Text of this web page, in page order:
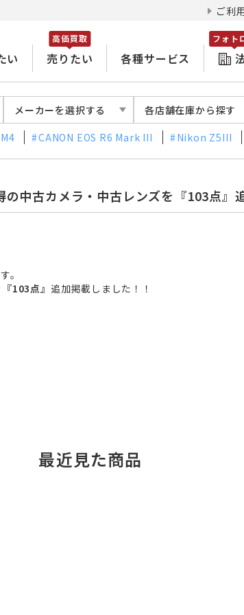
ご利
い 売りたい
高価買取
各種サービス
フォト
メーカーを選択する 各店舗在庫から探す
CANON EOS R6 Mark III Nikon Z5III
中古カメラ・中古レンズを『103点』
。
『103点』 追加掲載 しました！！
最近見た商品